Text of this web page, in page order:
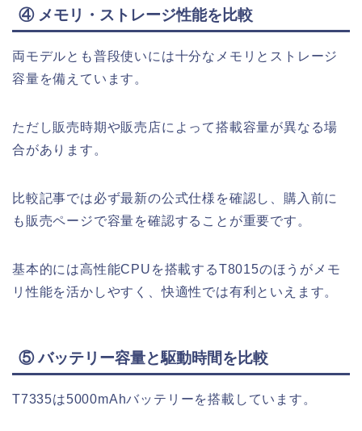
④ メモリ・ストレージ性能を比較
両モデルとも普段使いには十分なメモリとストレージ
容量を備えています。
ただし販売時期や販売店によって搭載容量が異なる場
合があります。
比較記事では必ず最新の公式仕様を確認し、購入前に
も販売ページで容量を確認することが重要です。
基本的には高性能CPUを搭載するT8015のほうがメモ
リ性能を活かしやすく、快適性では有利といえます。
⑤ バッテリー容量と駆動時間を比較
T7335は5000mAhバッテリーを搭載しています。